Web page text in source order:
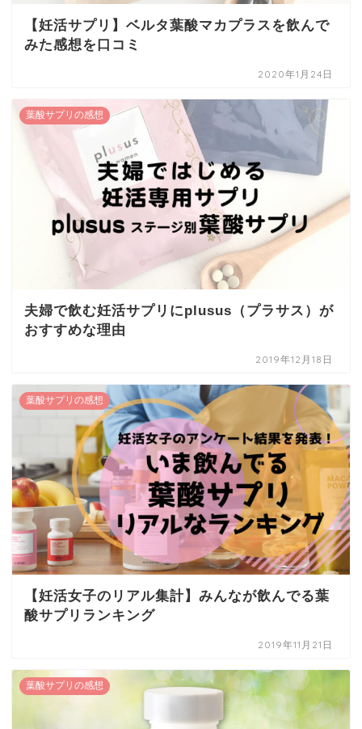
【妊活サプリ】ベルタ葉酸マカプラスを飲んで
みた感想を口コミ
2020年1月24日
葉酸サプリの感想
夫婦で飲む妊活サプリにplusus（プラサス）が
おすすめな理由
2019年12月18日
葉酸サプリの感想
【妊活女子のリアル集計】みんなが飲んでる葉
酸サプリランキング
2019年11月21日
葉酸サプリの感想